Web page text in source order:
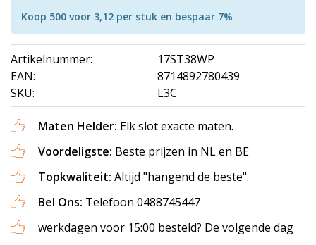
Koop 500 voor 3,12 per stuk en bespaar 7%
Artikelnummer:
17ST38WP
EAN:
8714892780439
SKU:
L3C
Maten Helder: Elk slot exacte maten.
Voordeligste: Beste prijzen in NL en BE
Topkwaliteit: Altijd "hangend de beste".
Bel Ons: Telefoon 0488745447
werkdagen voor 15:00 besteld? De volgende dag